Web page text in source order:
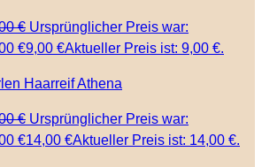
€ Ursprünglicher Preis war:
€9,00 €Aktueller Preis ist: 9,00 €.
Haarreif Athena
€ Ursprünglicher Preis war:
€14,00 €Aktueller Preis ist: 14,00 €.